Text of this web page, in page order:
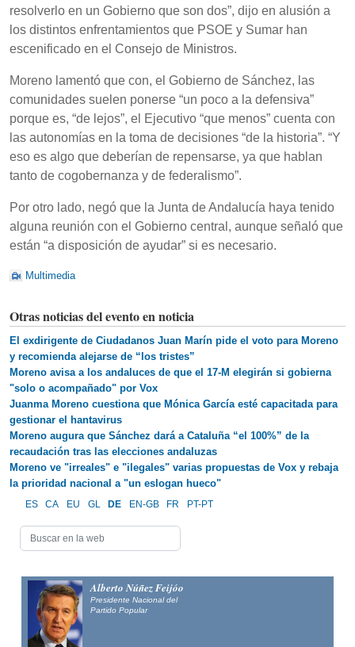
resolverlo en un Gobierno que son dos”, dijo en alusión a
los distintos enfrentamientos que PSOE y Sumar han
escenificado en el Consejo de Ministros.
Moreno lamentó que con, el Gobierno de Sánchez, las
comunidades suelen ponerse “un poco a la defensiva”
porque es, “de lejos”, el Ejecutivo “que menos” cuenta con
las autonomías en la toma de decisiones “de la historia”. “Y
eso es algo que deberían de repensarse, ya que hablan
tanto de cogobernanza y de federalismo”.
Por otro lado, negó que la Junta de Andalucía haya tenido
alguna reunión con el Gobierno central, aunque señaló que
están “a disposición de ayudar” si es necesario.
Multimedia
Otras noticias del evento en noticia
El exdirigente de Ciudadanos Juan Marín pide el voto para Moreno
y recomienda alejarse de “los tristes”
Moreno avisa a los andaluces de que el 17-M elegirán si gobierna
"solo o acompañado" por Vox
Juanma Moreno cuestiona que Mónica García esté capacitada para
gestionar el hantavirus
Moreno augura que Sánchez dará a Cataluña “el 100%” de la
recaudación tras las elecciones andaluzas
Moreno ve "irreales" e "ilegales" varias propuestas de Vox y rebaja
la prioridad nacional a "un eslogan hueco"
ES CA EU GL DE EN-GB FR PT-PT
Alberto Núñez Feijóo
Presidente Nacional del
Partido Popular